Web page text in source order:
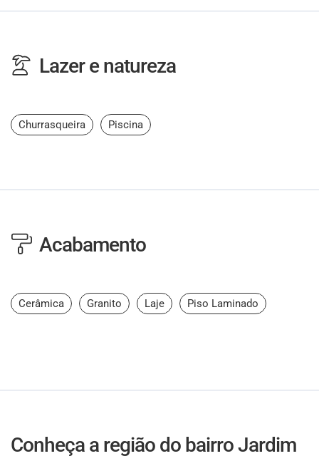
Lazer e natureza
Churrasqueira Piscina
Acabamento
Cerâmica Granito Laje Piso Laminado
Conheça a região do bairro Jardim